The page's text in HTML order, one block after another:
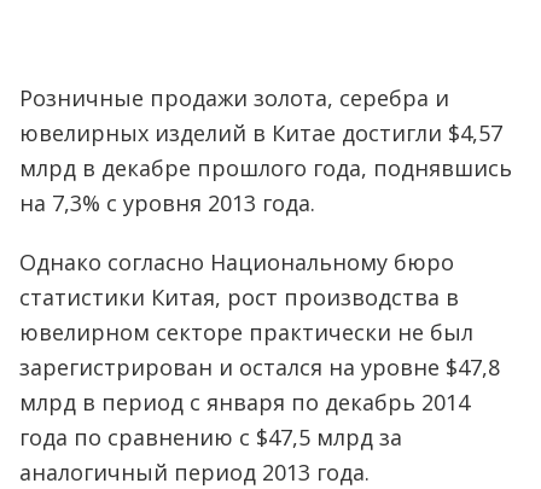
Розничные продажи золота, серебра и
ювелирных изделий в Китае достигли $4,57
млрд в декабре прошлого года, поднявшись
на 7,3% с уровня 2013 года.
Однако согласно Национальному бюро
статистики Китая, рост производства в
ювелирном секторе практически не был
зарегистрирован и остался на уровне $47,8
млрд в период с января по декабрь 2014
года по сравнению с $47,5 млрд за
аналогичный период 2013 года.